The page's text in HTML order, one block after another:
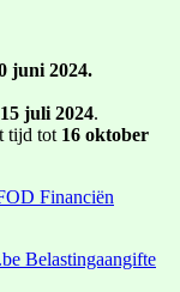
juni 2024.
15 juli 2024.
tijd tot 16 oktober
Financiën
Belastingaangifte